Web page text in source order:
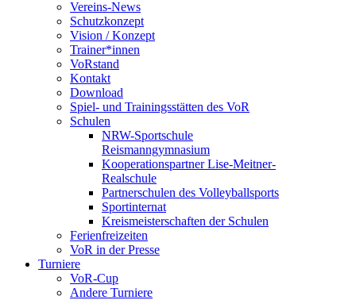
Vereins-News
Schutzkonzept
Vision / Konzept
Trainer*innen
VoRstand
Kontakt
Download
Spiel- und Trainingsstätten des VoR
Schulen
NRW-Sportschule
Reismanngymnasium
Kooperationspartner Lise-Meitner-
Realschule
Partnerschulen des Volleyballsports
Sportinternat
Kreismeisterschaften der Schulen
Ferienfreizeiten
VoR in der Presse
Turniere
VoR-Cup
Andere Turniere